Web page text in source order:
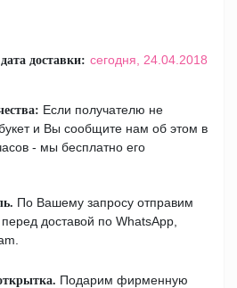
доставки: сегодня, 24.04.2018
Если получателю не
и Вы сообщите нам об этом в
- мы бесплатно его
По Вашему запросу отправим
доставой по WhatsApp,
Подарим фирменную